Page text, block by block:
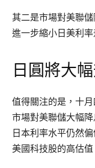
其二是市場對美聯
進一步縮小日美利率
日圓將大
值得關注的是，十
市場對美聯儲大幅
日本利率水平仍然
美國科技股的高估值